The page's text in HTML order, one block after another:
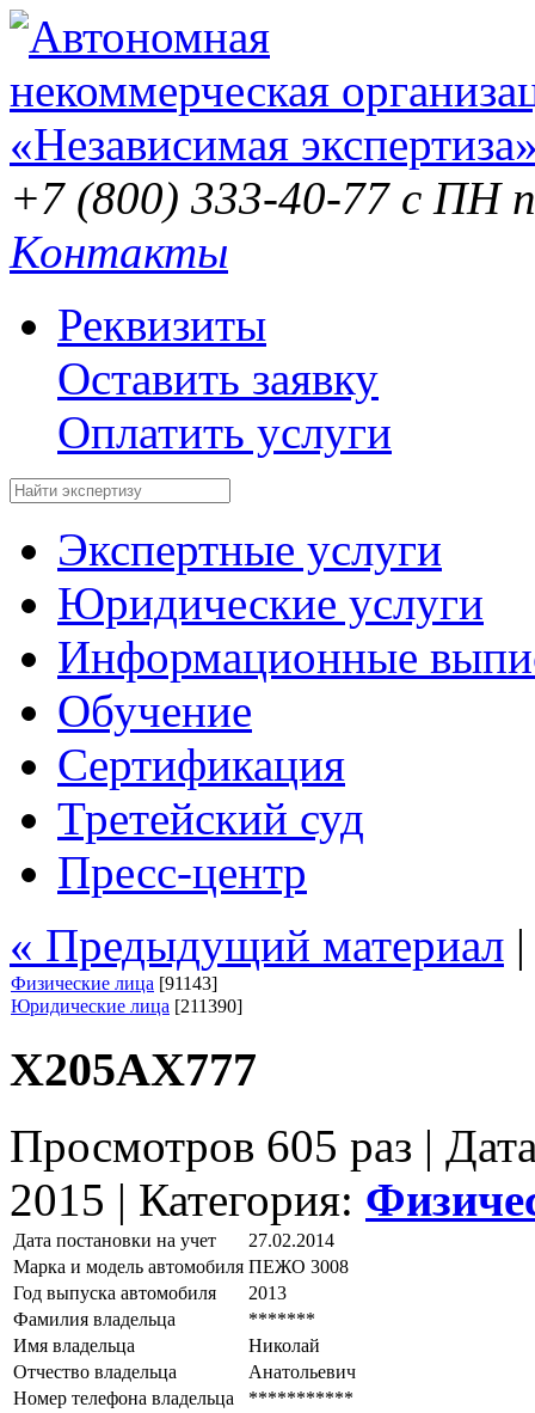
+7 (800) 333-40-77 с ПН
Контакты
Реквизиты
Оставить заявку
Оплатить услуги
Экспертные услуги
Юридические услуги
Информационные
Обучение
Сертификация
Третейский суд
Пресс-центр
« Предыдущий материал
Физические лица [91143]
Юридические лица [211390]
Х205АХ777
Просмотров 605 раз |
2015 | Категория:
Дата постановки на учет
27.02.2014
Марка и модель автомобиля ПЕЖО 3008
Год выпуска автомобиля
2013
Фамилия владельца
*******
Имя владельца
Николай
Отчество владельца
Анатольевич
Номер телефона владельца
***********